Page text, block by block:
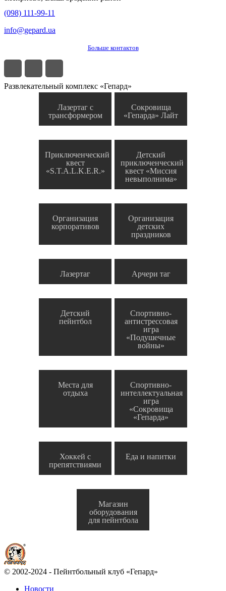
(098) 111-99-11
info@gepard.ua
Больше контактов
Развлекательный комплекс «Гепард»
Лазертаг с
трансформером
Сокровища
«Гепарда» Лайт
Приключенческий
квест
«S.T.A.L.K.E.R.»
Детский
приключенческий
квест «Миссия
невыполнима»
Организация
корпоративов
Организация
детских
праздников
Лазертаг Арчери таг
Детский
пейнтбол
Спортивно-
антистрессовая
игра
«Подушечные
войны»
Места для
отдыха
Спортивно-
интеллектуальная
игра
«Сокровища
«Гепарда»
Хоккей с
препятствиями
Еда и напитки
Магазин
оборудования
для пейнтбола
© 2002-2024 - Пейнтбольный клуб «Гепард»
Новости